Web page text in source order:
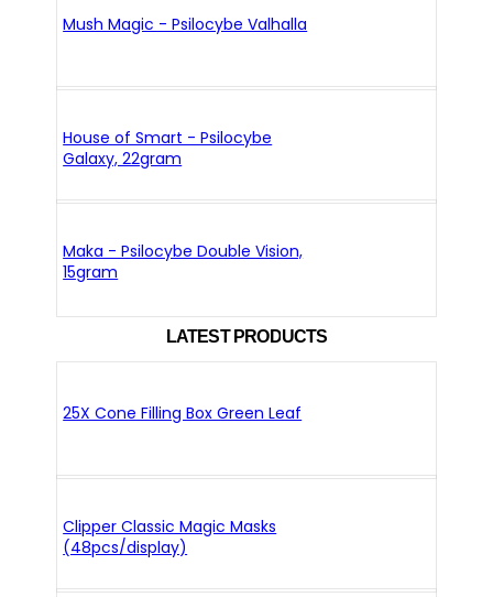
Mush Magic - Psilocybe Valhalla
House of Smart - Psilocybe
Galaxy, 22gram
Maka - Psilocybe Double Vision,
15gram
LATEST PRODUCTS
25X Cone Filling Box Green Leaf
Clipper Classic Magic Masks
(48pcs/display)